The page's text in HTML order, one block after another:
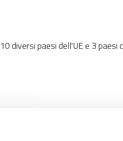
diversi paesi dell'UE e 3
Midi-Pirénées,
Campania, Emilia-